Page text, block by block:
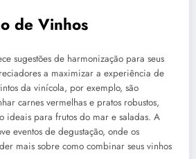
de Vinhos
sugestões de harmonização para seus
a maximizar a experiência de
da vinícola, por exemplo, são
carnes vermelhas e pratos robustos,
ideais para frutos do mar e saladas. A
eventos de degustação, onde os
mais sobre como combinar seus vinhos